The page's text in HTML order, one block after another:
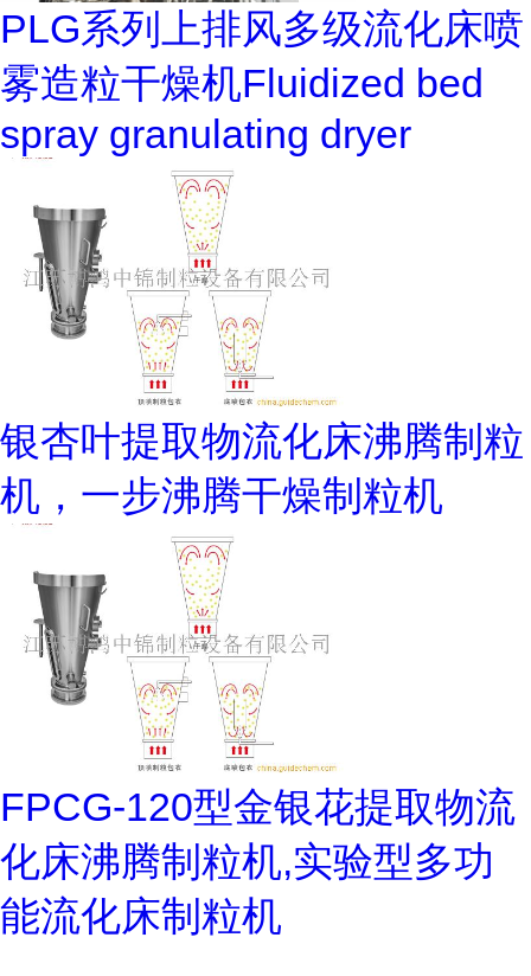
PLG系列上排风多级流化床喷
雾造粒干燥机Fluidized bed
spray granulating dryer
银杏叶提取物流化床沸腾制粒
机，一步沸腾干燥制粒机
FPCG-120型金银花提取物流
化床沸腾制粒机,实验型多功
能流化床制粒机